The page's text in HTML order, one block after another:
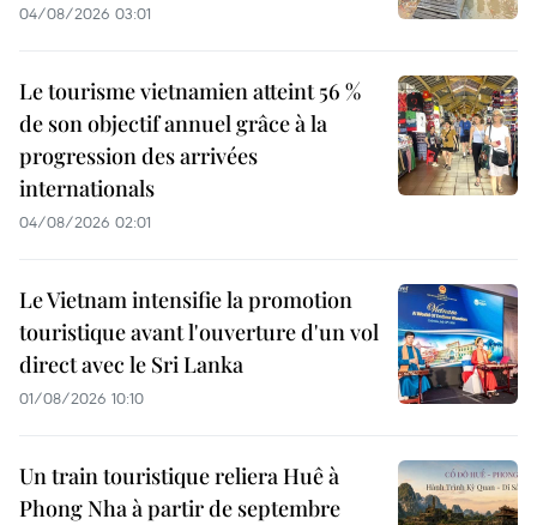
04/08/2026 03:01
Le tourisme vietnamien atteint 56 %
de son objectif annuel grâce à la
progression des arrivées
internationals
04/08/2026 02:01
Le Vietnam intensifie la promotion
touristique avant l'ouverture d'un vol
direct avec le Sri Lanka
01/08/2026 10:10
Un train touristique reliera Huê à
Phong Nha à partir de septembre